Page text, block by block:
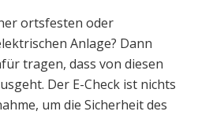
ortsfesten oder
Anlage? Dann
tragen, dass von diesen
Der E-Check ist nichts
um die Sicherheit des